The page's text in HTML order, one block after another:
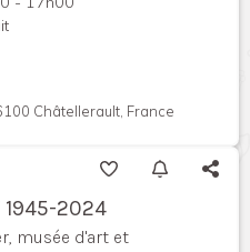
Châtellerault, France
1945-2024
musée d'art et